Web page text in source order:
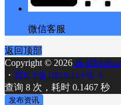
微信客服
返回顶部
Copyright © 2026 幕后Muhou
・ 冀ICP备18036164号-3
查询 8 次，耗时 0.1467 秒
发布资讯